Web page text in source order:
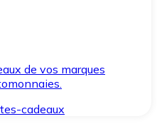
de vos marques
cadeaux